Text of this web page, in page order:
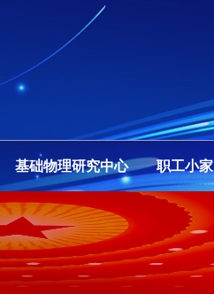
基础物理研究中心 职工小家